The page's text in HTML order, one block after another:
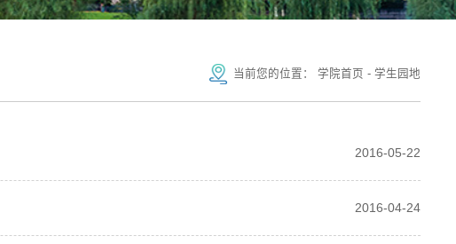
当前您的位置： 学院首页 - 学生园地
2016-05-22
2016-04-24